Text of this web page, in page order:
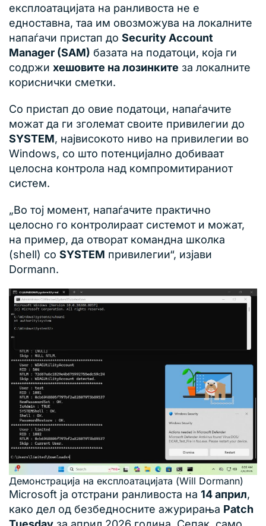
експлоатацијата на ранливоста не е
едноставна, таа им овозможува на локалните
напаѓачи пристап до Security Account
Manager (SAM) базата на податоци, која ги
содржи хешовите на лозинките за локалните
кориснички сметки.
Со пристап до овие податоци, напаѓачите
можат да ги зголемат своите привилегии до
SYSTEM, највисокото ниво на привилегии во
Windows, со што потенцијално добиваат
целосна контрола над компромитираниот
систем.
„Во тој момент, напаѓачите практично
целосно го контролираат системот и можат,
на пример, да отворат командна школка
(shell) со SYSTEM привилегии“, изјави
Dormann.
Демонстрација на експлоатацијата (Will Dormann)
Microsoft ја отстрани ранливоста на 14 април,
како дел од безбедносните ажурирања Patch